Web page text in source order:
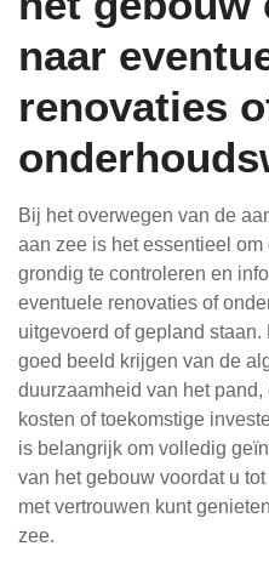
naar
renovaties
Bij het overwegen van de
aan zee is het essentieel
grondig te controleren en
eventuele renovaties of
uitgevoerd of gepland
goed beeld krijgen van de
duurzaamheid van het
kosten of toekomstige
is belangrijk om volledig
van het gebouw voordat u
met vertrouwen kunt
zee.